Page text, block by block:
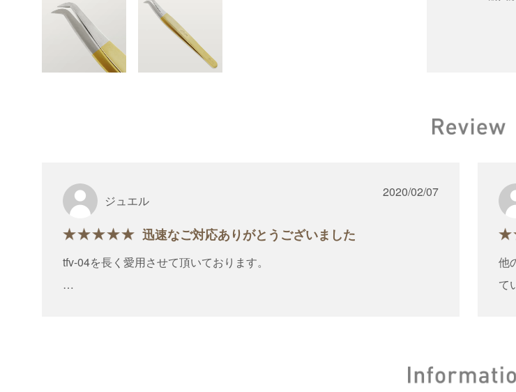
ジュエル
迅速なご対応ありがとうございました
2020/02/07
tfv-04を長く愛用させて頂いております。
お問い合わせさせて頂いたところ、迅速に交換して下さり、新しくやって
他
て
愛